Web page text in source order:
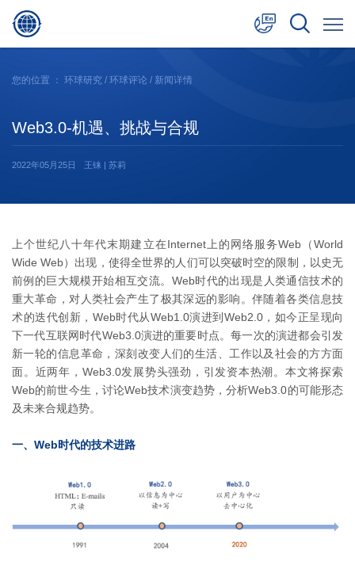
日本語
您的位置 ： 环球研究 / 环球评论 / 新闻详情
Web3.0-机遇、挑战与合规
2022年05月25日 王铼 | 苏莉
上个世纪八十年代末期建立在Internet上的网络服务Web（World
Wide Web）出现，使得全世界的人们可以突破时空的限制，以史无
前例的巨大规模开始相互交流。Web时代的出现是人类通信技术的
重大革命，对人类社会产生了极其深远的影响。伴随着各类信息技
术的迭代创新，Web时代从Web1.0演进到Web2.0，如今正呈现向
下一代互联网时代Web3.0演进的重要时点。每一次的演进都会引发
新一轮的信息革命，深刻改变人们的生活、工作以及社会的方方面
面。近两年，Web3.0发展势头强劲，引发资本热潮。本文将探索
Web的前世今生，讨论Web技术演变趋势，分析Web3.0的可能形态
及未来合规趋势。
一、Web时代的技术进路